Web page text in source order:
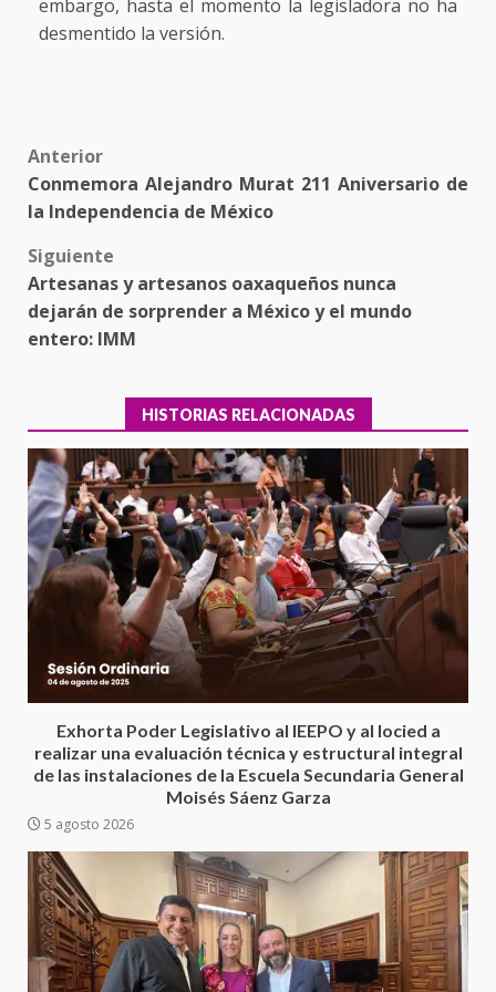
embargo, hasta el momento la legisladora no ha
desmentido la versión.
Post
navigation
Anterior
Conmemora Alejandro Murat 211 Aniversario de
la Independencia de México
Siguiente
Artesanas y artesanos oaxaqueños nunca
dejarán de sorprender a México y el mundo
entero: IMM
HISTORIAS RELACIONADAS
Exhorta Poder Legislativo al IEEPO y al Iocied a
realizar una evaluación técnica y estructural integral
de las instalaciones de la Escuela Secundaria General
Moisés Sáenz Garza
5 agosto 2026
3
Encuentro de Ariadna Montiel
con el Gobernador Salomón Jara
Cruz reafirma la consolidación
de la transformación en
territorio oaxaqueño
30 julio 2026
4
Juan Mazatlán
20 julio 2026
Sanciona Municipio de Oaxaca
de Juárez caso de maltrato